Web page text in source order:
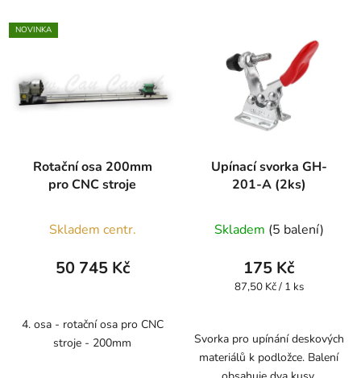
NOVINKA
Rotační osa 200mm
pro CNC stroje
Skladem centr.
50 745 Kč
4. osa - rotační osa pro CNC
stroje - 200mm
Upínací svorka GH-
201-A (2ks)
Skladem (5 balení)
175 Kč
Měrná
87,50 Kč / 1 ks
Svorka pro upínání deskových
materiálů k podložce. Balení